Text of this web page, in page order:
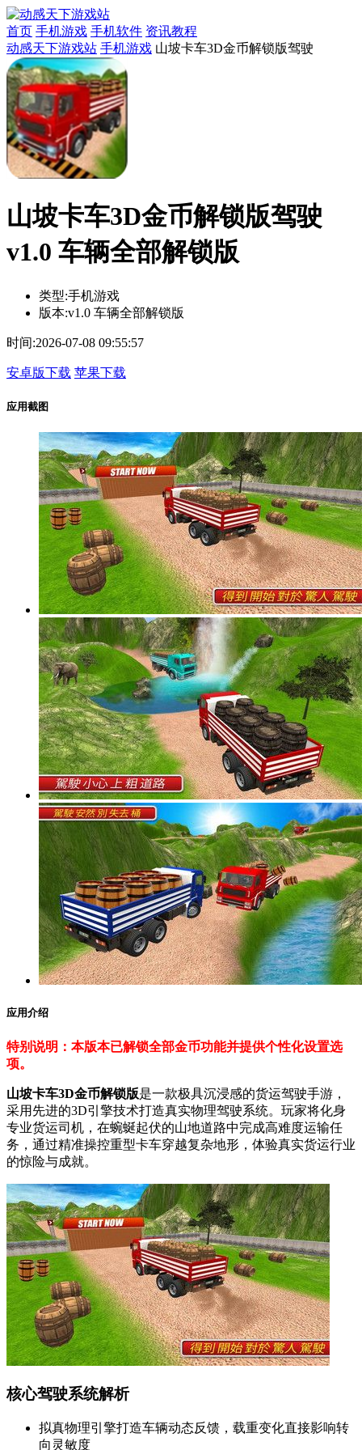
首页 手机游戏 手机软件 资讯教程
动感天下游戏站 手机游戏 山坡卡车3D金币解锁版驾驶
山坡卡车3D金币解锁版驾驶
v1.0 车辆全部解锁版
类型:手机游戏
版本:v1.0 车辆全部解锁版
时间:2026-07-08 09:55:57
安卓版下载 苹果下载
应用截图
应用介绍
特别说明：本版本已解锁全部金币功能并提供个性化设置选
项。
山坡卡车3D金币解锁版是一款极具沉浸感的货运驾驶手游，
采用先进的3D引擎技术打造真实物理驾驶系统。玩家将化身
专业货运司机，在蜿蜒起伏的山地道路中完成高难度运输任
务，通过精准操控重型卡车穿越复杂地形，体验真实货运行业
的惊险与成就。
核心驾驶系统解析
拟真物理引擎打造车辆动态反馈，载重变化直接影响转
向灵敏度